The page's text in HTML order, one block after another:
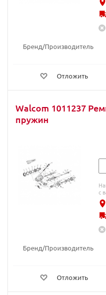
Бренд/Производитель
Отложить
Walcom 1011237
пружин
Бренд/Производитель
Отложить
с